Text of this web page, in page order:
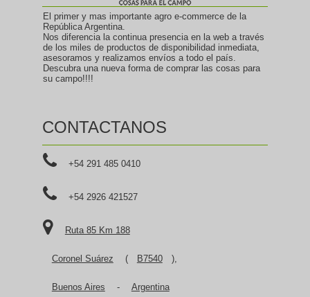
El primer y mas importante agro e-commerce de la
República Argentina.
Nos diferencia la continua presencia en la web a través
de los miles de productos de disponibilidad inmediata,
asesoramos y realizamos envíos a todo el país.
Descubra una nueva forma de comprar las cosas para
su campo!!!!
CONTACTANOS
+54 291 485 0410
+54 2926 421527
Ruta 85 Km 188
Coronel Suárez ( B7540 ),
Buenos Aires - Argentina